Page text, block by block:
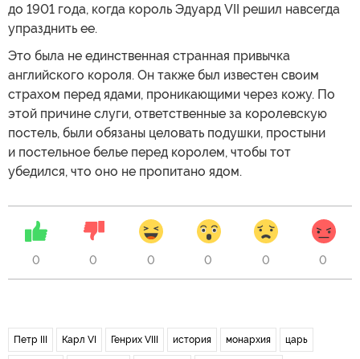
до 1901 года, когда король Эдуард VII решил навсегда
упразднить ее.
Это была не единственная странная привычка
английского короля. Он также был известен своим
страхом перед ядами, проникающими через кожу. По
этой причине слуги, ответственные за королевскую
постель, были обязаны целовать подушки, простыни
и постельное белье перед королем, чтобы тот
убедился, что оно не пропитано ядом.
0 0 0 0 0 0
Петр III Карл VI Генрих VIII история монархия царь